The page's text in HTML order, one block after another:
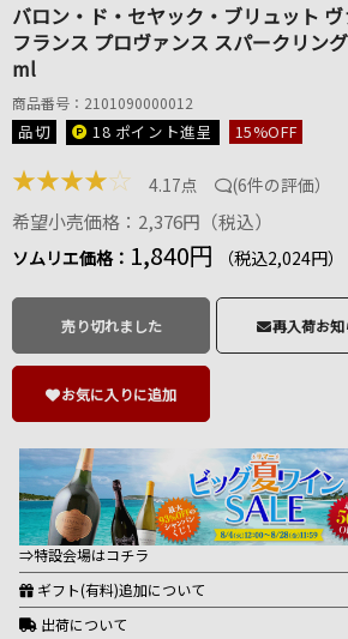
バロン・ド・セヤック・ブリュット
フランス プロヴァンス スパークリン
ml
商品番号：2101090000012
品切 18 ポイント進呈 15%OFF
★★★★☆ 4.17点 (6件の評価）
希望小売価格：2,376円（税込）
ソムリエ価格： 1,840円 （税込2,024円）
売り切れました 再入荷お
お気に入りに追加
⇒特設会場はコチラ
ギフト(有料)追加について
出荷について